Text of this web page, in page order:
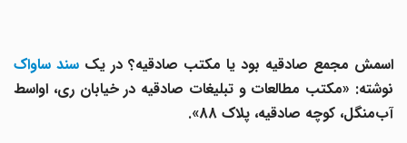
اسمش مجمع صادقیه بود یا مکتب صادقیه؟ در یکسند ساواک
نوشته: «مکتب مطالعات و تبلیغات صادقیه در خیابان ری، اواسط
آب‌منگل، کوچه صادقیه، پلاک 88».